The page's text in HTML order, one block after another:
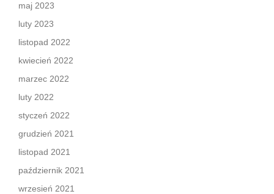
maj 2023
luty 2023
listopad 2022
kwiecień 2022
marzec 2022
luty 2022
styczeń 2022
grudzień 2021
listopad 2021
październik 2021
wrzesień 2021